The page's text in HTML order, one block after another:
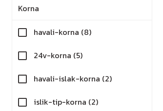
Korna
havali-korna (8)
24v-korna (5)
havali-islak-korna (2)
islik-tip-korna (2)